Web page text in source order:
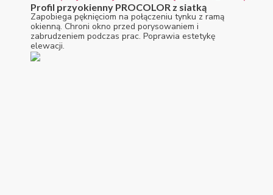
Profil przyokienny PROCOLOR z siatką
Zapobiega pęknięciom na połączeniu tynku z ramą
okienną. Chroni okno przed porysowaniem i
zabrudzeniem podczas prac. Poprawia estetykę
elewacji.